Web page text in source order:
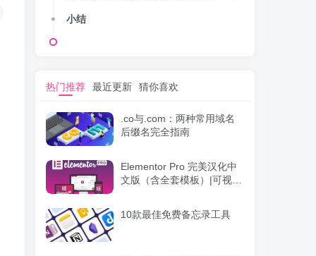
小结
热门推荐 最近更新 猜你喜欢
.co与.com：两种常用域名
后缀名完全指南
Elementor Pro 完美汉化中
文版（含全套模板）|可视化
10款最佳免费备忘录工具